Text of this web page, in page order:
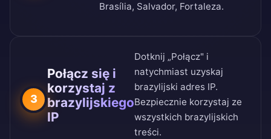
Brasília, Salvador, Fortaleza.
3
Połącz się i
korzystaj z
brazylijskiego
IP
Dotknij „Połącz" i
natychmiast uzyskaj
brazylijski adres IP.
Bezpiecznie korzystaj ze
wszystkich brazylijskich
treści.